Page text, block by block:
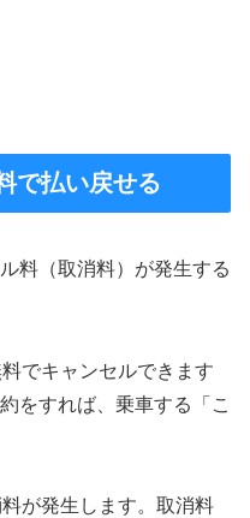
で払い戻せる
料（取消料）が発生する
でキャンセルできます
をすれば、乗車する「こ
が発生します。取消料